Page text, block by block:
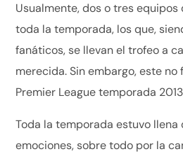
Usualmente, dos o tres
toda la temporada, los que,
fanáticos, se llevan el trofeo a
merecida. Sin embargo, este no
Premier League temporada
Toda la temporada estuvo llena
emociones, sobre todo por la